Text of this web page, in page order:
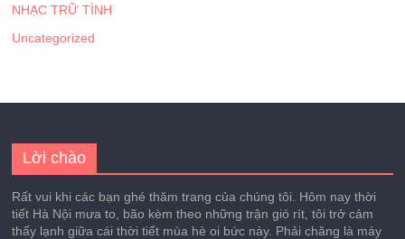
NHẠC TRỮ TÌNH
Uncategorized
Lời chào
Rất vui khi các bạn ghé thăm trang của chúng tôi. Hôm nay thời
tiết Hà Nội mưa to, bão kèm theo những trận gió rít, tôi trở cảm
thấy lạnh giữa cái thời tiết mùa hè oi bức này. Phải chăng là máy